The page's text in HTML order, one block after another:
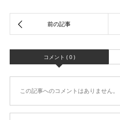
コメント ( 0 )
この記事へのコメントはありません。